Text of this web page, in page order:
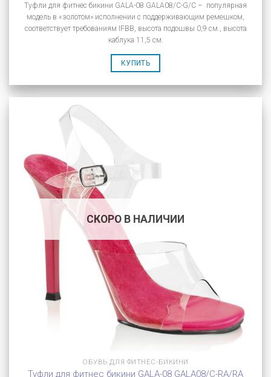
Туфли для фитнес бикини GALA-08 GALA08/C-G/C – популярная
модель в «золотом» исполнении с поддерживающим ремешком,
соответствует требованиям IFBB, высота подошвы 0,9 см., высота
каблука 11,5 см.
КУПИТЬ
СКОРО В НАЛИЧИИ
ОБУВЬ ДЛЯ ФИТНЕС-БИКИНИ
Туфли для фитнес бикини GALA-08 GALA08/C-RA/RA